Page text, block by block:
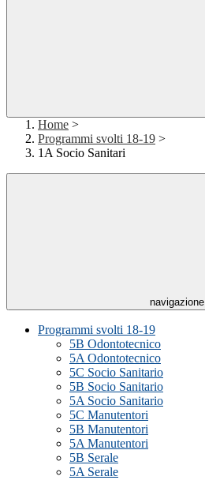
Home >
Programmi svolti 18-19 >
1A Socio Sanitari
navigazione
Programmi svolti 18-19
5B Odontotecnico
5A Odontotecnico
5C Socio Sanitario
5B Socio Sanitario
5A Socio Sanitario
5C Manutentori
5B Manutentori
5A Manutentori
5B Serale
5A Serale